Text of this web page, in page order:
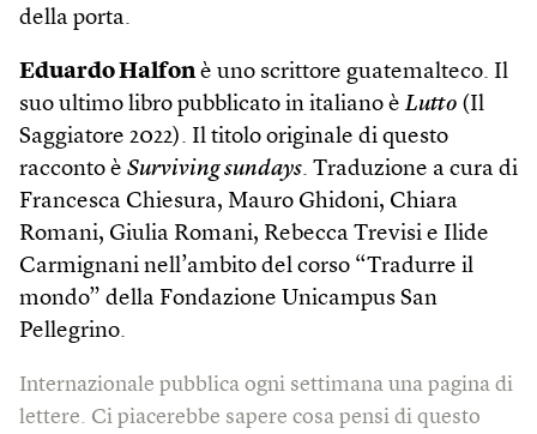
della porta.
Eduardo Halfonè uno scrittore guatemalteco. Il
suo ultimo libro pubblicato in italiano è Lutto (Il
Saggiatore 2022). Il titolo originale di questo
racconto è Surviving sundays. Traduzione a cura di
Francesca Chiesura, Mauro Ghidoni, Chiara
Romani, Giulia Romani, Rebecca Trevisi e Ilide
Carmignani nell’ambito del corso “Tradurre il
mondo” della Fondazione Unicampus San
Pellegrino.
Internazionale pubblica ogni settimana una pagina di
lettere. Ci piacerebbe sapere cosa pensi di questo